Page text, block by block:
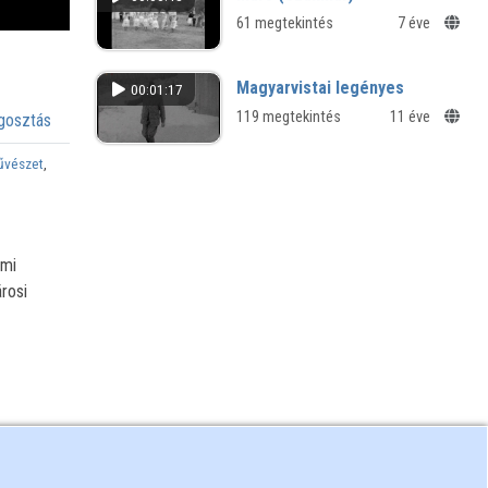
,
61 megtekintés 7 éve
00:01:17 Magyarvistai legényes
119 megtekintés 11 éve